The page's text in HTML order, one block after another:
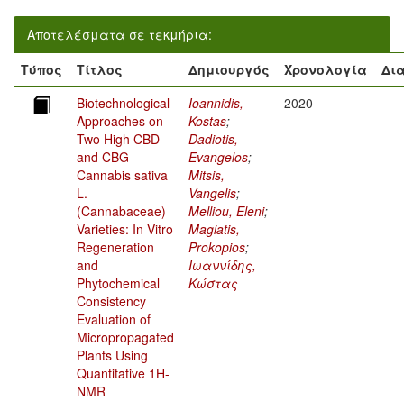
Αποτελέσματα σε τεκμήρια:
Τύπος
Τίτλος Δημιουργός Χρονολογία
Biotechnological
Approaches on
Two High CBD
and CBG
Cannabis sativa
L.
(Cannabaceae)
Varieties: In Vitro
Regeneration
and
Phytochemical
Consistency
Evaluation of
Micropropagated
Plants Using
Quantitative 1H-
NMR
Ioannidis,
Kostas;
Dadiotis,
Evangelos;
Mitsis,
Vangelis;
Melliou, Eleni;
Magiatis,
Prokopios;
Ιωαννίδης,
Κώστας
2020